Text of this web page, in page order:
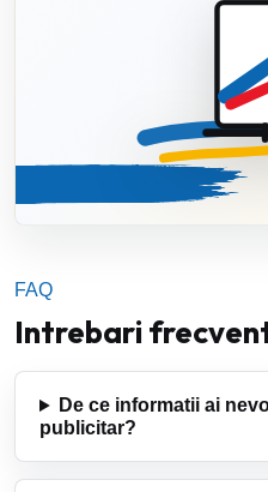
FAQ
Intrebari
De ce informatii ai
publicitar?